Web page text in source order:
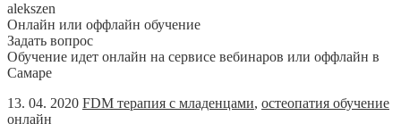
alekszen
Онлайн или оффлайн обучение
Задать вопрос
Обучение идет онлайн на сервисе вебинаров или оффлайн в
Самаре
13. 04. 2020 FDM терапия с младенцами, остеопатия обучение
онлайн